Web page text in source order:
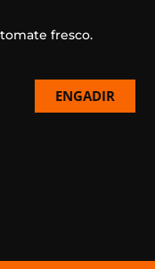
fresco.
ENGADIR